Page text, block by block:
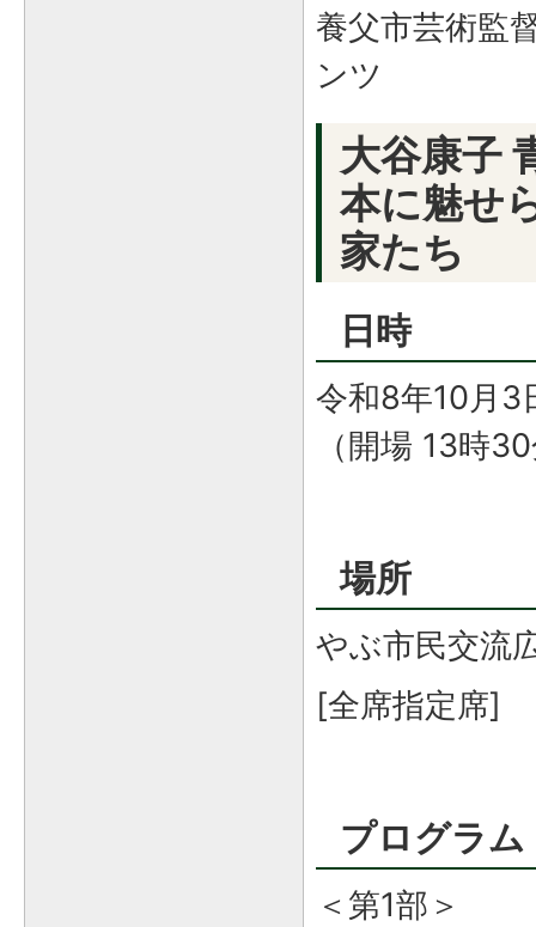
養父市芸術監
ンツ
大谷康子
本に魅せ
家たち
日時
令和8年10月3
（開場 13時
場所
やぶ市民交流
[全席指定席]
プログラム
＜第1部＞